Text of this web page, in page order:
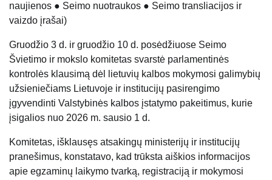
naujienos ● Seimo nuotraukos ● Seimo transliacijos ir
vaizdo įrašai)
Gruodžio 3 d. ir gruodžio 10 d. posėdžiuose Seimo
Švietimo ir mokslo komitetas svarstė parlamentinės
kontrolės klausimą dėl lietuvių kalbos mokymosi galimybių
užsieniečiams Lietuvoje ir institucijų pasirengimo
įgyvendinti Valstybinės kalbos įstatymo pakeitimus, kurie
įsigalios nuo 2026 m. sausio 1 d.
Komitetas, išklausęs atsakingų ministerijų ir institucijų
pranešimus, konstatavo, kad trūksta aiškios informacijos
apie egzaminų laikymo tvarką, registraciją ir mokymosi